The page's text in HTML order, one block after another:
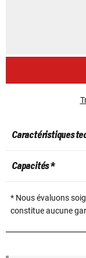
Caractéristiques
Capacités *
* Nous évaluons
constitue aucune